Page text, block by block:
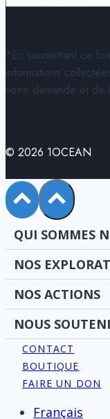
*En soumettant ce
informations
votre demande et de
© 2026 1OCEAN
QUI SOMMES
NOS
NOS ACTIONS
NOUS
CONTACT
BOUTIQUE
FAIRE UN DON
Français